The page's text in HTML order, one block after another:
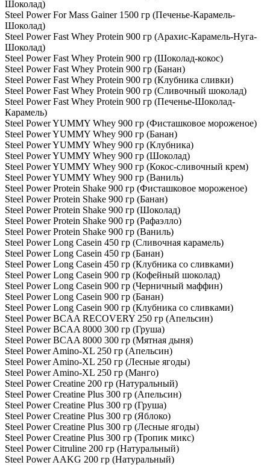
Шоколад)
Steel Power For Mass Gainer 1500 гр (Печенье-Карамель-
Шоколад)
Steel Power Fast Whey Protein 900 гр (Арахис-Карамель-Нуга-
Шоколад)
Steel Power Fast Whey Protein 900 гр (Шоколад-кокос)
Steel Power Fast Whey Protein 900 гр (Банан)
Steel Power Fast Whey Protein 900 гр (Клубника сливки)
Steel Power Fast Whey Protein 900 гр (Сливочный шоколад)
Steel Power Fast Whey Protein 900 гр (Печенье-Шоколад-
Карамель)
Steel Power YUMMY Whey 900 гр (Фисташковое мороженое)
Steel Power YUMMY Whey 900 гр (Банан)
Steel Power YUMMY Whey 900 гр (Клубника)
Steel Power YUMMY Whey 900 гр (Шоколад)
Steel Power YUMMY Whey 900 гр (Кокос-сливочный крем)
Steel Power YUMMY Whey 900 гр (Ваниль)
Steel Power Protein Shake 900 гр (Фисташковое мороженое)
Steel Power Protein Shake 900 гр (Банан)
Steel Power Protein Shake 900 гр (Шоколад)
Steel Power Protein Shake 900 гр (Рафаэлло)
Steel Power Protein Shake 900 гр (Ваниль)
Steel Power Long Casein 450 гр (Сливочная карамель)
Steel Power Long Casein 450 гр (Банан)
Steel Power Long Casein 450 гр (Клубника со сливками)
Steel Power Long Casein 900 гр (Кофейный шоколад)
Steel Power Long Casein 900 гр (Черничный маффин)
Steel Power Long Casein 900 гр (Банан)
Steel Power Long Casein 900 гр (Клубника со сливками)
Steel Power BCAA RECOVERY 250 гр (Апельсин)
Steel Power BCAA 8000 300 гр (Груша)
Steel Power BCAA 8000 300 гр (Мятная дыня)
Steel Power Amino-XL 250 гр (Апельсин)
Steel Power Amino-XL 250 гр (Лесные ягоды)
Steel Power Amino-XL 250 гр (Манго)
Steel Power Creatine 200 гр (Натуральный)
Steel Power Creatine Plus 300 гр (Апельсин)
Steel Power Creatine Plus 300 гр (Груша)
Steel Power Creatine Plus 300 гр (Яблоко)
Steel Power Creatine Plus 300 гр (Лесные ягоды)
Steel Power Creatine Plus 300 гр (Тропик микс)
Steel Power Citruline 200 гр (Натуральный)
Steel Power AAKG 200 гр (Натуральный)